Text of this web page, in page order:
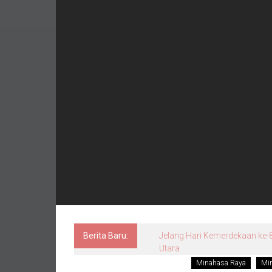
Berita Baru:
Jelang Hari Kemerdekaan
Utara
Minahasa Raya